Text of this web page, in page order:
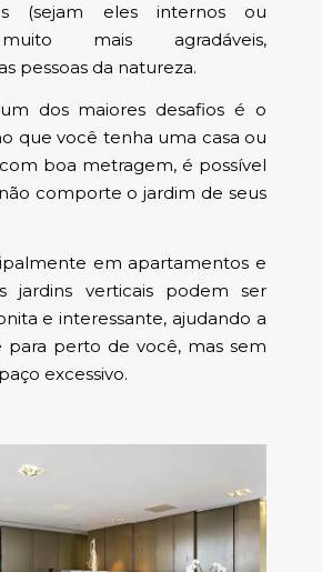
(sejam eles internos ou
mais agradáveis,
pessoas da natureza.
dos maiores desafios é o
que você tenha uma casa ou
boa metragem, é possível
comporte o jardim de seus
em apartamentos e
jardins verticais podem ser
e interessante, ajudando a
para perto de você, mas sem
excessivo.